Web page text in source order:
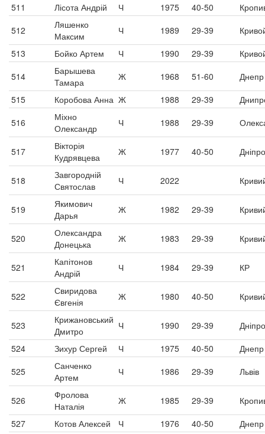
511
Лісота Андрій Ч 1975 40-50
512
Ляшенко
Максим
Ч 1989 29-39
513
Бойко Артем Ч 1990 29-39
514
Барышева
Тамара
Ж 1968 51-60
Днепр
515
Коробова Анна Ж 1988 29-39
516
Міхно
Олександр
Ч 1988 29-39
517
Вікторія
Кудрявцева
Ж 1977 40-50 Дніпро
518
Завгородній
Святослав
Ч 2022
519
Якимович
Дарья
Ж 1982 29-39
520
Олександра
Донецька
Ж 1983 29-39
521
Капітонов
Андрій
Ч 1984 29-39 КР
522
Свиридова
Євгенія
Ж 1980 40-50
523
Крижановський
Дмитро
Ч 1990 29-39
Дніпро
524
Зихур Сергей Ч 1975 40-50
Днепр
525
Санченко
Артем
Ч 1986 29-39 Львів
526
Фролова
Наталія
Ж 1985 29-39
527
Котов Алексей Ч 1976 40-50
Днепр